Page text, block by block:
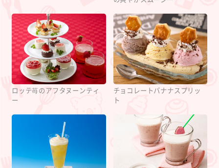
ロッテ苺のアフタヌーンティ
ー
チョコレートバナナスプリッ
ト